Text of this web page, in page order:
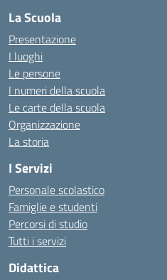
La Scuola
Presentazione
I luoghi
Le persone
I numeri della scuola
Le carte della scuola
Organizzazione
La storia
I Servizi
Personale scolastico
Famiglie e studenti
Percorsi di studio
Tutti i servizi
Didattica